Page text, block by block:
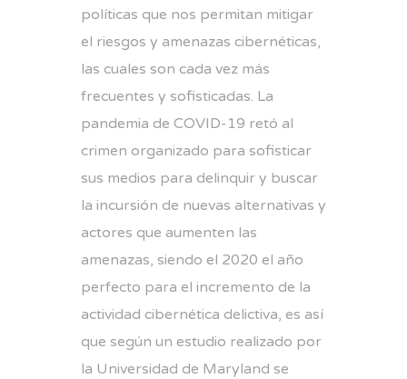
políticas que nos permitan mitigar
el riesgos y amenazas cibernéticas,
las cuales son cada vez más
frecuentes y sofisticadas. La
pandemia de COVID-19 retó al
crimen organizado para sofisticar
sus medios para delinquir y buscar
la incursión de nuevas alternativas y
actores que aumenten las
amenazas, siendo el 2020 el año
perfecto para el incremento de la
actividad cibernética delictiva, es así
que según un estudio realizado por
la Universidad de Maryland se